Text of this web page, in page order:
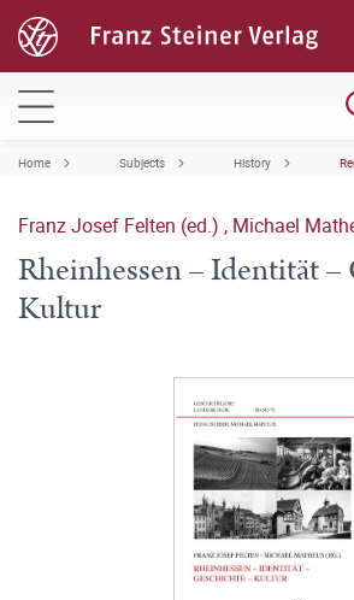
Home Subjects History
Franz Josef Felten (ed.) , Michael
Rheinhessen – Identität –
Kultur